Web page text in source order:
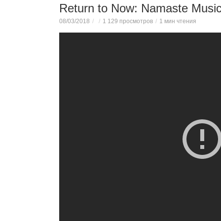
Return to Now: Namaste
08/03/2018 1 129 просмотров 1 мин чтения